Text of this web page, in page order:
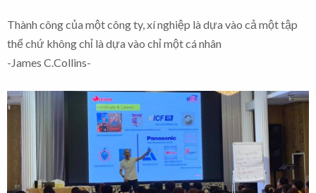
Thành công của một công ty, xí nghiệp là dựa vào cả một tập
thể chứ không chỉ là dựa vào chỉ một cá nhân
-James C.Collins-